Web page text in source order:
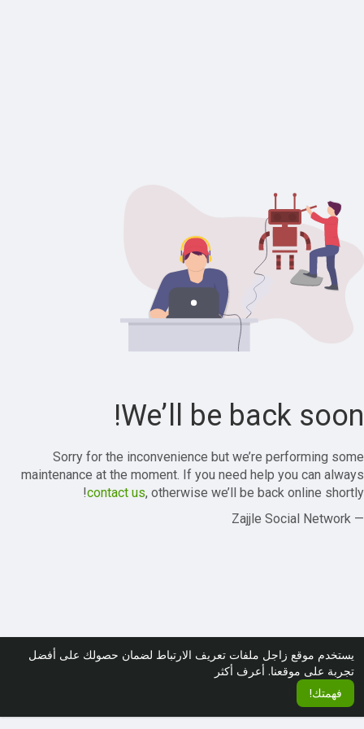
يستخدم موقع زاجل ملفات تعريف الارتباط لضمان حصولك على أفضل
تجربة على موقعنا. أعرف أكثر
فهمتك!
We’ll be back soon!
Sorry for the inconvenience but we’re performing some
maintenance at the moment. If you need help you can always
contact us, otherwise we’ll be back online shortly!
— Zajjle Social Network